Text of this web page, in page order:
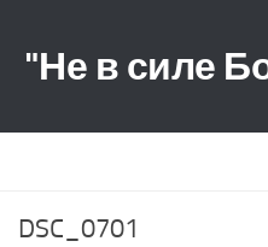
"Не в силе
DSC_0701